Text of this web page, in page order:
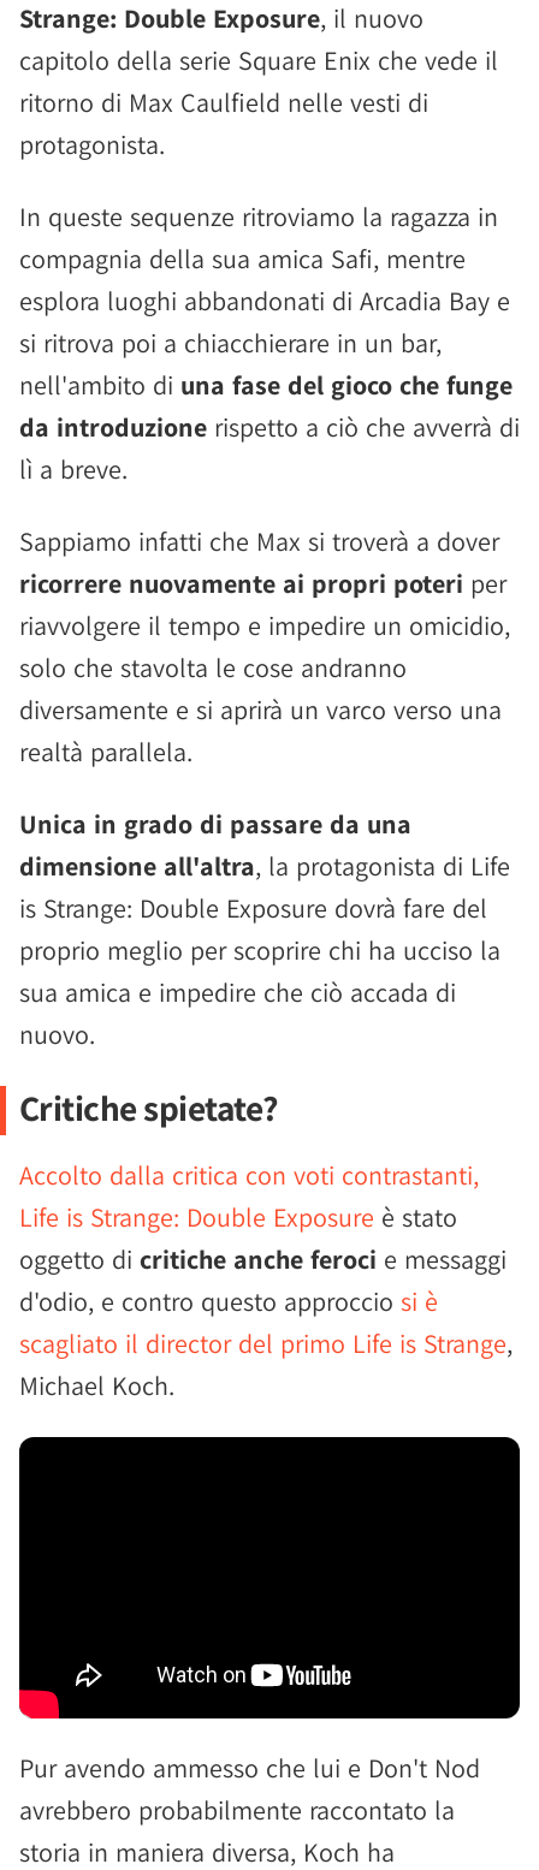
Strange: Double Exposure, il nuovo
capitolo della serie Square Enix che vede il
ritorno di Max Caulfield nelle vesti di
protagonista.
In queste sequenze ritroviamo la ragazza in
compagnia della sua amica Safi, mentre
esplora luoghi abbandonati di Arcadia Bay e
si ritrova poi a chiacchierare in un bar,
nell'ambito di una fase del gioco che funge
da introduzione rispetto a ciò che avverrà di
lì a breve.
Sappiamo infatti che Max si troverà a dover
ricorrere nuovamente ai propri poteri per
riavvolgere il tempo e impedire un omicidio,
solo che stavolta le cose andranno
diversamente e si aprirà un varco verso una
realtà parallela.
Unica in grado di passare da una
dimensione all'altra, la protagonista di Life
is Strange: Double Exposure dovrà fare del
proprio meglio per scoprire chi ha ucciso la
sua amica e impedire che ciò accada di
nuovo.
Critiche spietate?
Accolto dalla critica con voti contrastanti,
Life is Strange: Double Exposure è stato
oggetto di critiche anche feroci e messaggi
d'odio, e contro questo approccio si è
scagliato il director del primo Life is Strange,
Michael Koch.
Pur avendo ammesso che lui e Don't Nod
avrebbero probabilmente raccontato la
storia in maniera diversa, Koch ha